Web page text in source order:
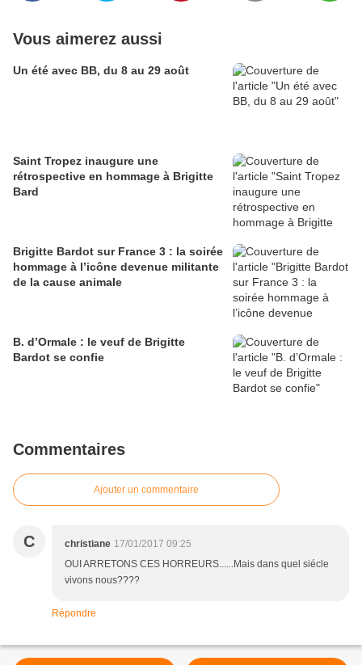
Vous aimerez aussi
Un été avec BB, du 8 au 29 août
Saint Tropez inaugure une
rétrospective en hommage à Brigitte
Bard
Brigitte Bardot sur France 3 : la soirée
hommage à l’icône devenue militante
de la cause animale
B. d’Ormale : le veuf de Brigitte
Bardot se confie
Commentaires
Ajouter un commentaire
C christiane 17/01/2017 09:25
OUI ARRETONS CES HORREURS......Mais dans quel siécle
vivons nous????
Répondre